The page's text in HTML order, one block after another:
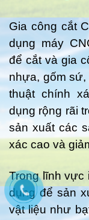
Gia công cắt
dụng máy
để cắt và gia
nhựa, gốm sứ,
thuật chính
dụng rộng rãi
sản xuất các
xác cao và
Trong lĩnh vực
dụng để sản
vật liệu như